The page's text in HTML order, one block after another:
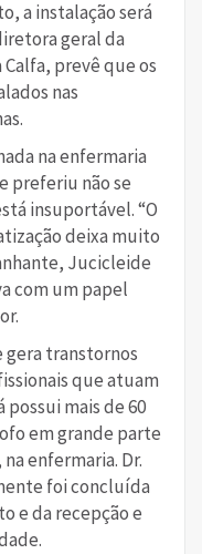
a instalação será
geral da
prevê que os
nas
na enfermaria
preferiu não se
insuportável. “O
deixa muito
Jucicleide
com um papel
transtornos
que atuam
mais de 60
em grande parte
enfermaria. Dr.
foi concluída
e da recepção e